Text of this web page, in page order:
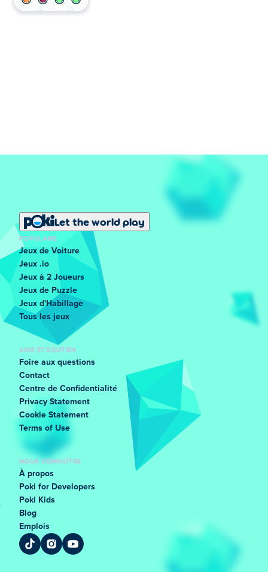
Let the world play
POPULAIRE
Jeux de Voiture
Jeux .io
Jeux à 2 Joueurs
Jeux de Puzzle
Jeux d'Habillage
Tous les jeux
AIDE ET SOUTIEN
Foire aux questions
Contact
Centre de Confidentialité
Privacy Statement
Cookie Statement
Terms of Use
NOUS CONNAÎTRE
À propos
Poki for Developers
Poki Kids
Blog
Emplois